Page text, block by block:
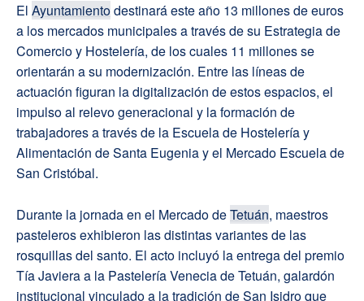
El Ayuntamientodestinará este año 13 millones de euros
a los mercados municipales a través de su Estrategia de
Comercio y Hostelería, de los cuales 11 millones se
orientarán a su modernización. Entre las líneas de
actuación figuran la digitalización de estos espacios, el
impulso al relevo generacional y la formación de
trabajadores a través de la Escuela de Hostelería y
Alimentación de Santa Eugenia y el Mercado Escuela de
San Cristóbal.
Durante la jornada en el Mercado deTetuán, maestros
pasteleros exhibieron las distintas variantes de las
rosquillas del santo. El acto incluyó la entrega del premio
Tía Javiera a la Pastelería Venecia de Tetuán, galardón
institucional vinculado a la tradición de San Isidro que